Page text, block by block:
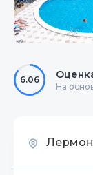
6.06
На